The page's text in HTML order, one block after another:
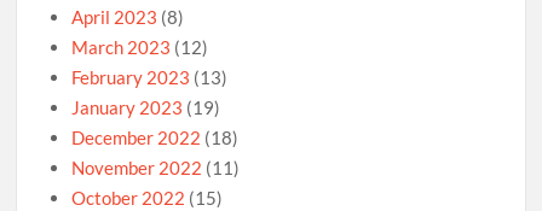
April 2023 (8)
March 2023 (12)
February 2023 (13)
January 2023 (19)
December 2022 (18)
November 2022 (11)
October 2022 (15)